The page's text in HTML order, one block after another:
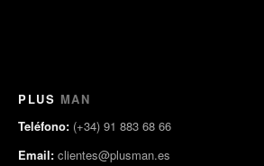
PLUS MAN
Teléfono: (+34) 91 883 68 66
Email: clientes@plusman.es